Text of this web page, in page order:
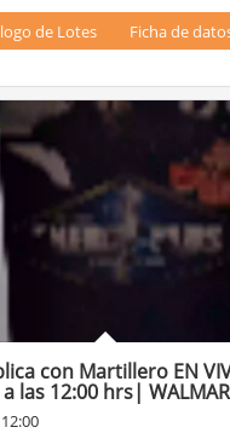
de Lotes Ficha de
con Martillero EN
a las 12:00 hrs|